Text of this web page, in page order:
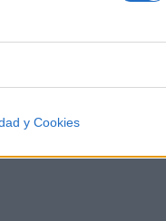
y Cookies